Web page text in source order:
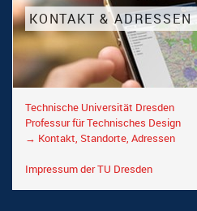
KONTAKT & ADRESSEN
Technische Universität Dresden
Professur für Technisches Design
→ Kontakt, Standorte, Adressen
Impressum der TU Dresden